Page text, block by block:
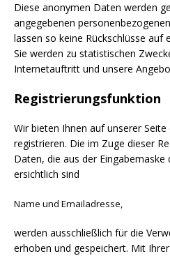
Diese anonymen Daten werden
angegebenen
lassen so keine Rückschlüsse auf
Sie werden zu statistischen
Internetauftritt und unsere
Registrierungsfunktion
Wir bieten Ihnen auf unserer
registrieren. Die im Zuge dieser
Daten, die aus der
ersichtlich sind
Name und Emailadresse,
werden ausschließlich für die
erhoben und gespeichert. Mit